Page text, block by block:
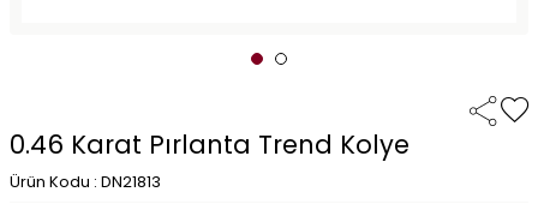
0.46 Karat Pırlanta Trend Kolye
Ürün Kodu : DN21813